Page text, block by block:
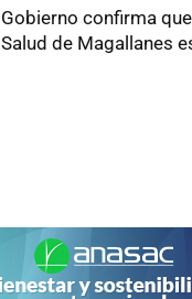
Gobierno confirma
Salud de Magallanes